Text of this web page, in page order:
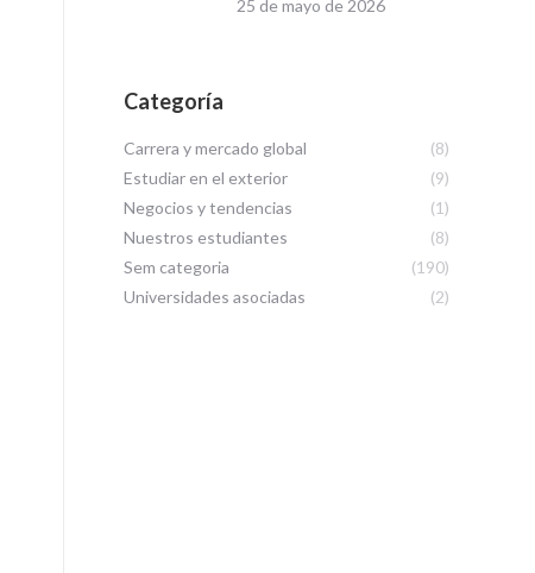
25 de mayo de 2026
Categoría
Carrera y mercado global
(8)
Estudiar en el exterior
(9)
Negocios y tendencias
(1)
Nuestros estudiantes
(8)
Sem categoria
(190)
Universidades asociadas
(2)